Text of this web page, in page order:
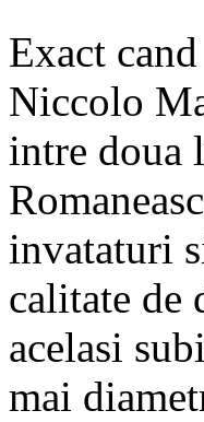
Exact
Niccolo
intre doua
invataturi
calitate de
acelasi
mai